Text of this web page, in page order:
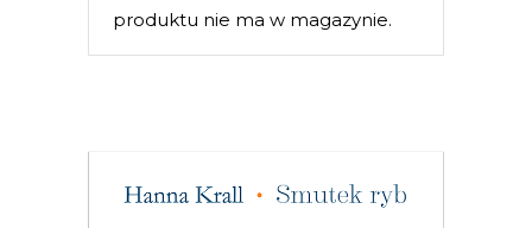
produktu nie ma w magazynie.